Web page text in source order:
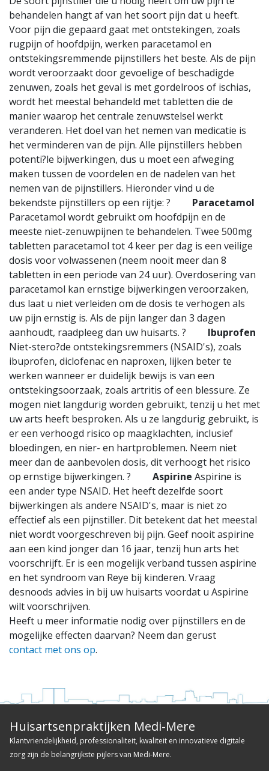
behandelen hangt af van het soort pijn dat u heeft.
Voor pijn die gepaard gaat met ontstekingen, zoals
rugpijn of hoofdpijn, werken paracetamol en
ontstekingsremmende pijnstillers het beste. Als de pijn
wordt veroorzaakt door gevoelige of beschadigde
zenuwen, zoals het geval is met gordelroos of ischias,
wordt het meestal behandeld met tabletten die de
manier waarop het centrale zenuwstelsel werkt
veranderen. Het doel van het nemen van medicatie is
het verminderen van de pijn. Alle pijnstillers hebben
potenti?le bijwerkingen, dus u moet een afweging
maken tussen de voordelen en de nadelen van het
nemen van de pijnstillers. Hieronder vind u de
bekendste pijnstillers op een rijtje: ? Paracetamol
Paracetamol wordt gebruikt om hoofdpijn en de
meeste niet-zenuwpijnen te behandelen. Twee 500mg
tabletten paracetamol tot 4 keer per dag is een veilige
dosis voor volwassenen (neem nooit meer dan 8
tabletten in een periode van 24 uur). Overdosering van
paracetamol kan ernstige bijwerkingen veroorzaken,
dus laat u niet verleiden om de dosis te verhogen als
uw pijn ernstig is. Als de pijn langer dan 3 dagen
aanhoudt, raadpleeg dan uw huisarts. ? Ibuprofen
Niet-stero?de ontstekingsremmers (NSAID's), zoals
ibuprofen, diclofenac en naproxen, lijken beter te
werken wanneer er duidelijk bewijs is van een
ontstekingsoorzaak, zoals artritis of een blessure. Ze
mogen niet langdurig worden gebruikt, tenzij u het met
uw arts heeft besproken. Als u ze langdurig gebruikt, is
er een verhoogd risico op maagklachten, inclusief
bloedingen, en nier- en hartproblemen. Neem niet
meer dan de aanbevolen dosis, dit verhoogt het risico
op ernstige bijwerkingen. ? Aspirine Aspirine is
een ander type NSAID. Het heeft dezelfde soort
bijwerkingen als andere NSAID's, maar is niet zo
effectief als een pijnstiller. Dit betekent dat het meestal
niet wordt voorgeschreven bij pijn. Geef nooit aspirine
aan een kind jonger dan 16 jaar, tenzij hun arts het
voorschrijft. Er is een mogelijk verband tussen aspirine
en het syndroom van Reye bij kinderen. Vraag
desnoods advies in bij uw huisarts voordat u Aspirine
wilt voorschrijven.
Heeft u meer informatie nodig over pijnstillers en de
mogelijke effecten daarvan? Neem dan gerust
contact met ons op.
Huisartsenpraktijken Medi-Mere
Klantvriendelijkheid, professionaliteit, kwaliteit en innovatieve digitale
zorg zijn de belangrijkste pijlers van Medi-Mere.